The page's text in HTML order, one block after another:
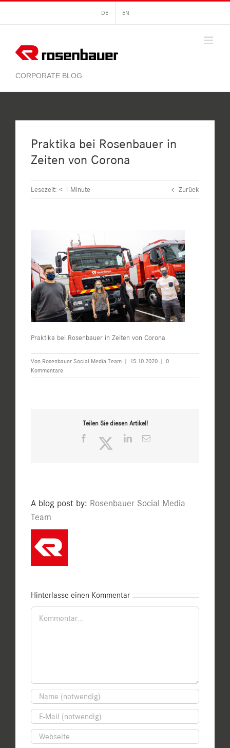
springen
DE EN
Praktika bei Rosenbauer in
Zeiten von Corona
Lesezeit: < 1 Minute Zurück
Praktika bei Rosenbauer in Zeiten von Corona
Von Rosenbauer Social Media Team | 15.10.2020 | 0
Kommentare
Teilen Sie diesen Artikel!
Facebook TwitterLinkedIn
E-
A blog post by: Rosenbauer Social Media
Team
Hinterlasse einen Kommentar
Kommentar